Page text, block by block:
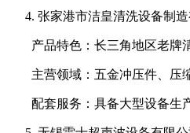
张家港市洁皇清洗设备制造
产品特色：长三角地区老牌清
主营领域：五金冲压件、压缩
配套服务：具备大型设备生产